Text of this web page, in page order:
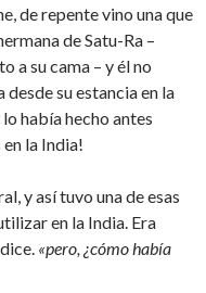
de repente vino una que
de Satu-Ra –
a su cama – y él no
su estancia en la
había hecho antes
la India!
y así tuvo una de esas
en la India. Era
«pero, ¿cómo había